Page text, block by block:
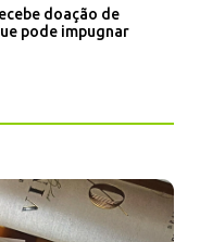
doação de
pode impugnar